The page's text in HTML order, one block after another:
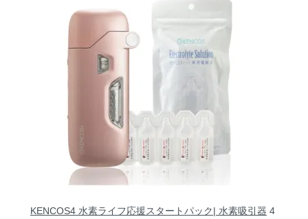
KENCOS4 水素ライフ応援スタートパック| 水素吸引器 4